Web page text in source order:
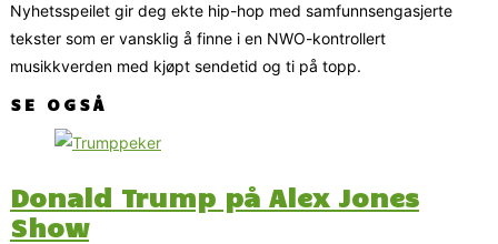
Nyhetsspeilet gir deg ekte hip-hop med samfunnsengasjerte
tekster som er vansklig å finne i en NWO-kontrollert
musikkverden med kjøpt sendetid og ti på topp.
SE OGSÅ
Donald Trump på Alex Jones
Show